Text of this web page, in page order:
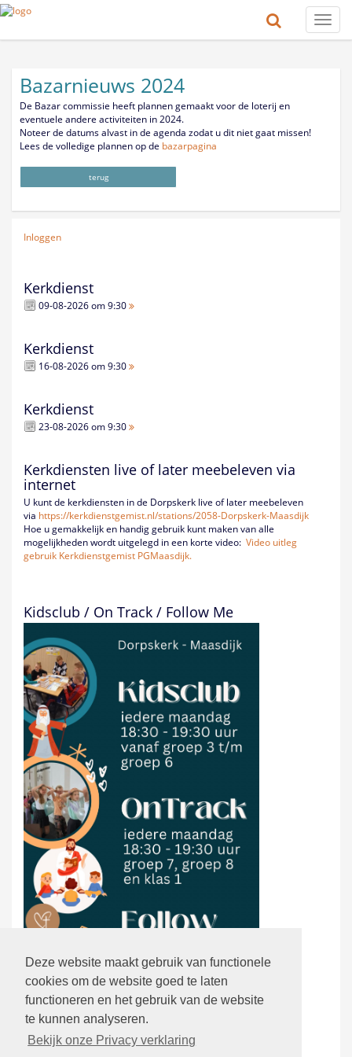
Deze website maakt gebruik van functionele
cookies om de website goed te laten
functioneren en het gebruik van de website
te kunnen analyseren.
Bekijk onze Privacy verklaring
Toggle
Bazarnieuws 2024
De Bazar commissie heeft plannen gemaakt voor de loterij en
eventuele andere activiteiten in 2024.
Noteer de datums alvast in de agenda zodat u dit niet gaat missen!
Lees de volledige plannen op de bazarpagina
terug
Inloggen
Kerkdienst
09-08-2026 om 9:30
Kerkdienst
16-08-2026 om 9:30
Kerkdienst
23-08-2026 om 9:30
Kerkdiensten live of later meebeleven via
internet
U kunt de kerkdiensten in de Dorpskerk live of later meebeleven
via https://kerkdienstgemist.nl/stations/2058-Dorpskerk-Maasdijk
Hoe u gemakkelijk en handig gebruik kunt maken van alle
mogelijkheden wordt uitgelegd in een korte video: Video uitleg
gebruik Kerkdienstgemist PGMaasdijk.
Kidsclub / On Track / Follow Me